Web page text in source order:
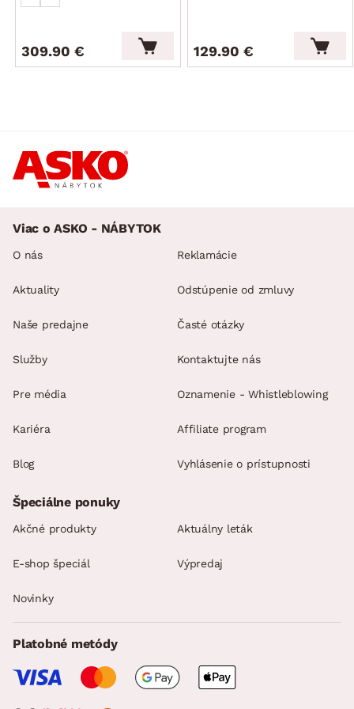
309.90 € 129.90 €
Viac o ASKO - NÁBYTOK
O nás
Aktuality
Naše predajne
Služby
Pre média
Kariéra
Blog
Reklamácie
Odstúpenie od zmluvy
Časté otázky
Kontaktujte nás
Oznamenie - Whistleblowing
Affiliate program
Vyhlásenie o prístupnosti
Špeciálne ponuky
Akčné produkty Aktuálny leták
E-shop špeciál Výpredaj
Novinky
Platobné metódy